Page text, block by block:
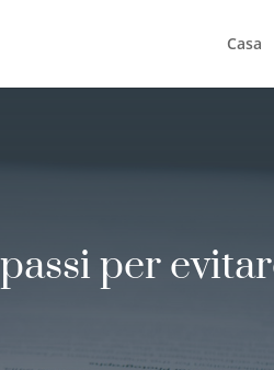
Casa
per